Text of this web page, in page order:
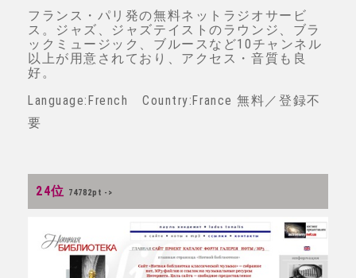
フランス・パリ発の無料ネットラジオサービ
ス。ジャズ、ジャズテイストのラウンジ、ブラ
ックミュージック、ブルースなど10チャンネル
以上が用意されており、アクセス・音質も良
好。
Language:French Country:France 無料／登録不
要
24位 74782pt ->